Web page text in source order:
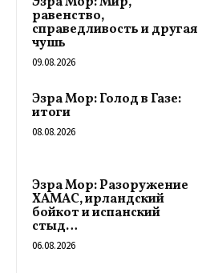
равенство,
справедливость и другая
чушь
09.08.2026
Эзра Мор: Голод в Газе:
итоги
08.08.2026
Эзра Мор: Разоружение
ХАМАС, ирландский
бойкот и испанский
стыд…
06.08.2026